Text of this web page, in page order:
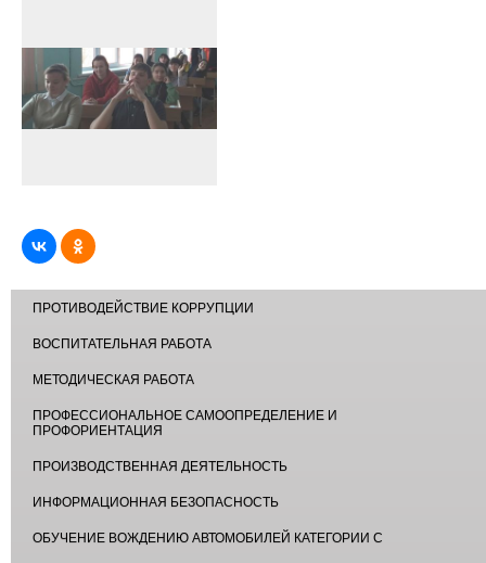
ПРОТИВОДЕЙСТВИЕ КОРРУПЦИИ
ВОСПИТАТЕЛЬНАЯ РАБОТА
МЕТОДИЧЕСКАЯ РАБОТА
ПРОФЕССИОНАЛЬНОЕ САМООПРЕДЕЛЕНИЕ И
ПРОФОРИЕНТАЦИЯ
ПРОИЗВОДСТВЕННАЯ ДЕЯТЕЛЬНОСТЬ
ИНФОРМАЦИОННАЯ БЕЗОПАСНОСТЬ
ОБУЧЕНИЕ ВОЖДЕНИЮ АВТОМОБИЛЕЙ КАТЕГОРИИ С